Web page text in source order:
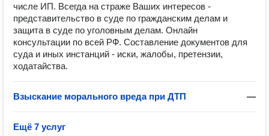
числе ИП. Всегда на страже Ваших интересов -
представительство в суде по гражданским делам и
защита в суде по уголовным делам. Онлайн
консультации по всей РФ. Составление документов для
суда и иных инстанций - иски, жалобы, претензии,
ходатайства.
Взыскание морального вреда при ДТП —
Ещё 7 услуг